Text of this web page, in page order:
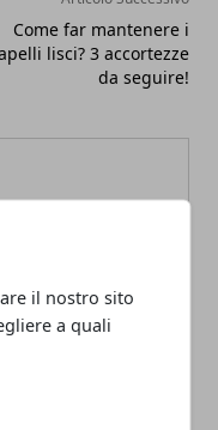
il nostro sito
a quali
Come far mantenere i
lisci? 3 accortezze
da seguire!